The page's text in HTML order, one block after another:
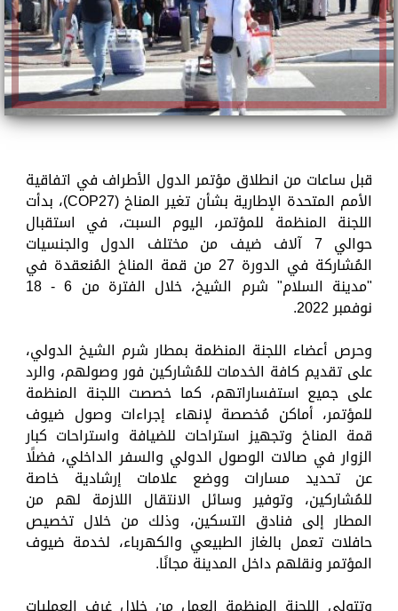
قبل ساعات من انطلاق مؤتمر الدول الأطراف في اتفاقية
الأمم المتحدة الإطارية بشأن تغير المناخ (COP27)، بدأت
اللجنة المنظمة للمؤتمر، اليوم السبت، في استقبال
حوالي 7 آلاف ضيف من مختلف الدول والجنسيات
المُشاركة في الدورة 27 من قمة المناخ المُنعقدة في
"مدينة السلام" شرم الشيخ، خلال الفترة من 6 - 18
نوفمبر 2022.
وحرص أعضاء اللجنة المنظمة بمطار شرم الشيخ الدولي،
على تقديم كافة الخدمات للمُشاركين فور وصولهم، والرد
على جميع استفساراتهم، كما خصصت اللجنة المنظمة
للمؤتمر، أماكن مُخصصة لإنهاء إجراءات وصول ضيوف
قمة المناخ وتجهيز استراحات للضيافة واستراحات كبار
الزوار في صالات الوصول الدولي والسفر الداخلي، فضلًا
عن تحديد مسارات ووضع علامات إرشادية خاصة
للمُشاركين، وتوفير وسائل الانتقال اللازمة لهم من
المطار إلى فنادق التسكين، وذلك من خلال تخصيص
حافلات تعمل بالغاز الطبيعي والكهرباء، لخدمة ضيوف
المؤتمر ونقلهم داخل المدينة مجانًا.